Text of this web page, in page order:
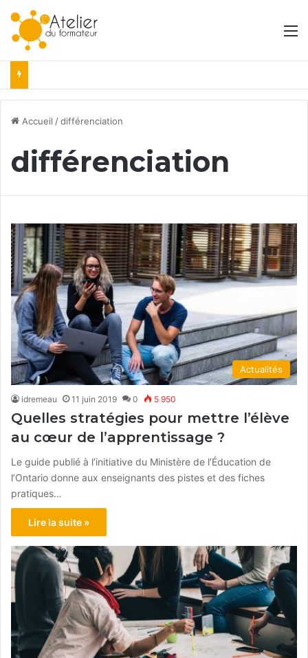
Accueil /différenciation
différenciation
Actualités
idremeau 11 juin 2019 0 5 950
Quelles stratégies pour mettre l’élève
au cœur de l’apprentissage ?
Le guide publié à l’initiative du Ministère de l’Éducation de
l’Ontario donne aux enseignants des pistes et des fiches
pratiques…
Lire la suite »